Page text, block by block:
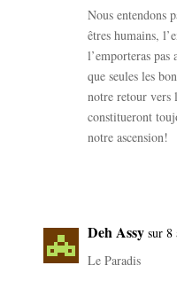
Nous entendons
êtres humains,
l’emporteras pas
que seules les
notre retour vers
constitueront
notre ascension!
Deh Assy sur 8
Le Paradis